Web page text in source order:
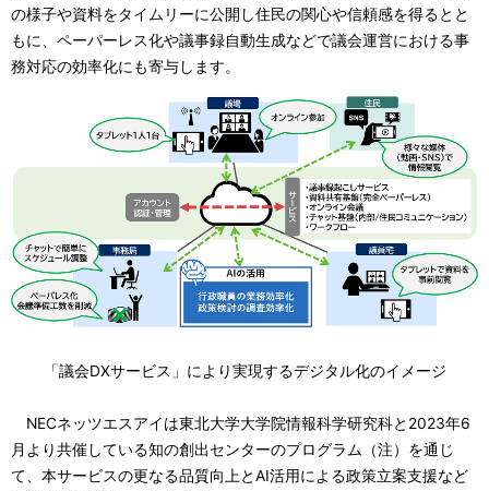
の様子や資料をタイムリーに公開し住民の関心や信頼感を得るとと
もに、ペーパーレス化や議事録自動生成などで議会運営における事
務対応の効率化にも寄与します。
「議会DXサービス」により実現するデジタル化のイメージ
NECネッツエスアイは東北大学大学院情報科学研究科と2023年6
月より共催している知の創出センターのプログラム（注）を通じ
て、本サービスの更なる品質向上とAI活用による政策立案支援など